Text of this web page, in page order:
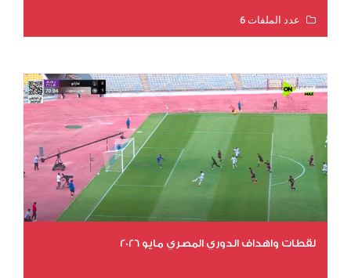
عدد الملفات 6
لقطات واهداف الدوري المصري مايو 2026